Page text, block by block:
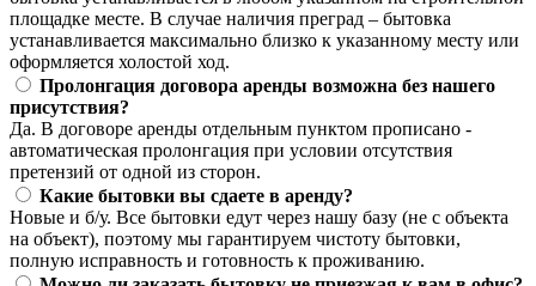
площадке месте. В случае наличия преград – бытовка
устанавливается максимально близко к указанному месту или
оформляется холостой ход.
Пролонгация договора аренды возможна без нашего
присутствия?
Да. В договоре аренды отдельным пунктом прописано -
автоматическая пролонгация при условии отсутствия
претензий от одной из сторон.
Какие бытовки вы сдаете в аренду?
Новые и б/у. Все бытовки едут через нашу базу (не с объекта
на объект), поэтому мы гарантируем чистоту бытовки,
полную исправность и готовность к проживанию.